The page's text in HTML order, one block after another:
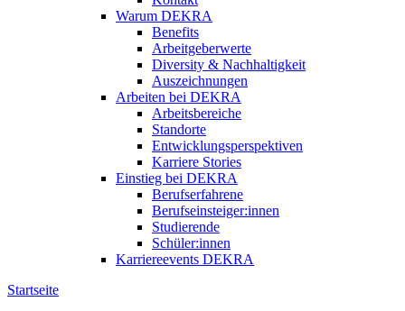
Warum DEKRA
Benefits
Arbeitgeberwerte
Diversity & Nachhaltigkeit
Auszeichnungen
Arbeiten bei DEKRA
Arbeitsbereiche
Standorte
Entwicklungsperspektiven
Karriere Stories
Einstieg bei DEKRA
Berufserfahrene
Berufseinsteiger:innen
Studierende
Schüler:innen
Karriereevents DEKRA
Startseite